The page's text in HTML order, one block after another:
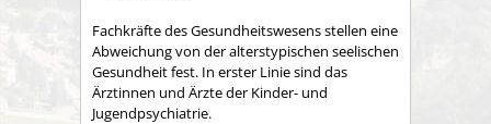
Fachkräfte des Gesundheitswesens stellen eine
Abweichung von der alterstypischen seelischen
Gesundheit fest. In erster Linie sind das
Ärztinnen und Ärzte der Kinder- und
Jugendpsychiatrie.